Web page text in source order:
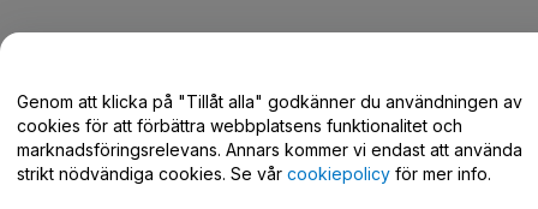
Hjälpcenter / Kontakta oss
Genom att klicka på "Tillåt alla" godkänner du användningen av
cookies för att förbättra webbplatsens funktionalitet och
marknadsföringsrelevans. Annars kommer vi endast att använda
strikt nödvändiga cookies. Se vår cookiepolicy för mer info.